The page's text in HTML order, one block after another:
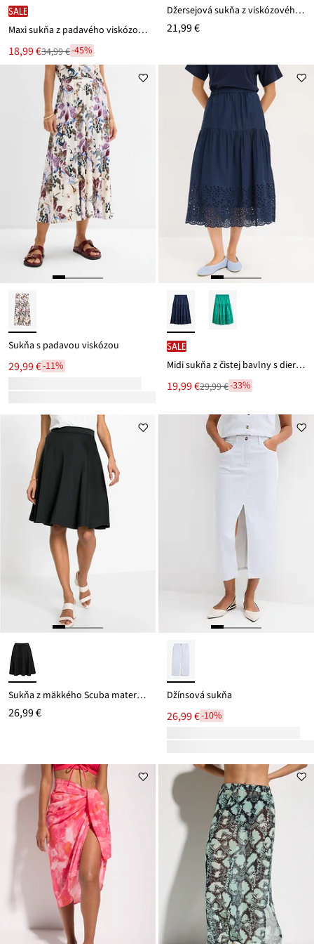
SALE
Maxi sukňa z padavého viskózového mixu
Nová
cena
18,99 €
Zľava 34,99 €-45%
Džersejová sukňa z viskózového mixu
21,99 €
Sukňa s padavou viskózou
29,99 €-11%
SALE
Midi sukňa z čistej bavlny s dierkovanou výšivkou
Nová
cena
19,99 €
Zľava
ceny
29,99 €-33%
Sukňa z mäkkého Scuba materiálu
26,99 €
Džínsová sukňa
26,99 €-10%